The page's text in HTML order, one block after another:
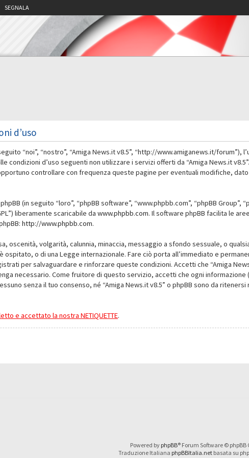
SEGNALA
d’uso
“noi”, “nostro”, “Amiga News.it v8.5”, “http://www.amiganews.it/
condizioni d’uso seguenti non utilizzare i servizi offerti da “Amiga News.it
controllare con frequenza queste pagine per eventuali modifiche,
(in seguito “loro”, “phpBB software”, “www.phpbb.com”, “phpBB
liberamente scaricabile dawww.phpbb.com. Il software phpBB facilita le
http://www.phpbb.com.
oscenità, volgarità, calunnia, minaccia, messaggio a sfondo sessuale, o
ospitato, o di una Legge internazionale. Fare ciò porta all’immediato e
per salvaguardare e rinforzare queste condizioni. Accetti che “Amiga
necessario. Come fruitore di questo servizio, accetti che ogni
senza il tuo consenso, né “Amiga News.it v8.5” o phpBB sono da
e accettato la nostra NETIQUETTE.
Powered by phpBB® Forum Software © phpBB
Traduzione Italiana phpBBItalia.netbasata su